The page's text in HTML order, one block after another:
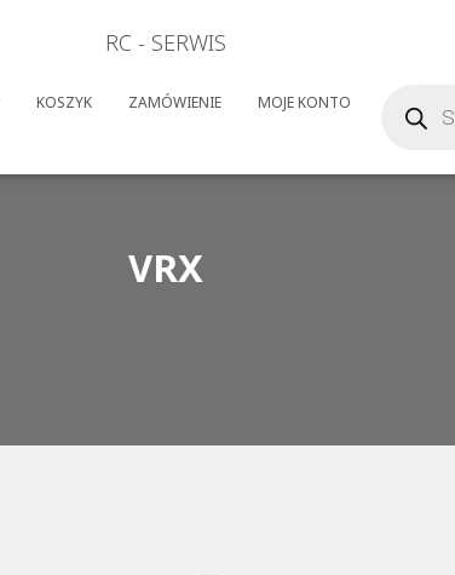
RC - SERWIS
KOSZYK ZAMÓWIENIE MOJE KONTO produktów
VRX